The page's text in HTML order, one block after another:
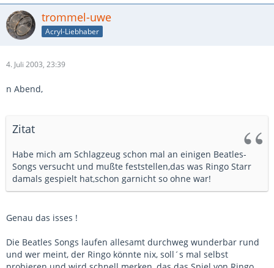
trommel-uwe
Acryl-Liebhaber
4. Juli 2003, 23:39
n Abend,
Zitat
Habe mich am Schlagzeug schon mal an einigen Beatles-
Songs versucht und mußte feststellen,das was Ringo Starr
damals gespielt hat,schon garnicht so ohne war!
Genau das isses !
Die Beatles Songs laufen allesamt durchweg wunderbar rund
und wer meint, der Ringo könnte nix, soll´s mal selbst